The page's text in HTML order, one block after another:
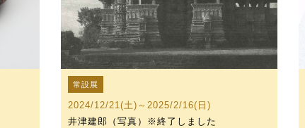
常設展
2024/12/21(土)～2025/2/16(日)
井津建郎（写真）※終了しました